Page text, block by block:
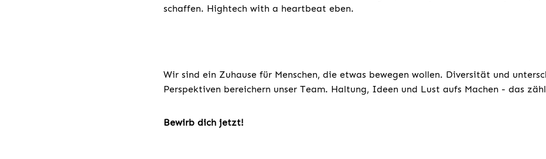
schaffen. Hightech with a heartbeat eben.
Wir sind ein Zuhause für Menschen, die etwas bewegen wollen. Diversität und
Perspektiven bereichern unser Team. Haltung, Ideen und Lust aufs Machen - das
Bewirb dich jetzt!